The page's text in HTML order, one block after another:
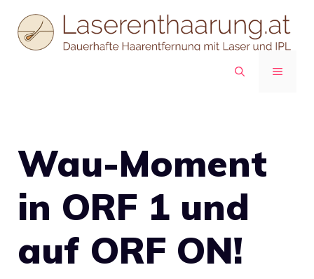
Inhalt
springen
MENÜ
Wau-Moment
in ORF 1 und
auf ORF ON!